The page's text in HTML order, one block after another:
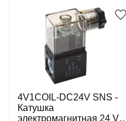
4V1COIL-DC24V SNS -
Катушка
электромагнитная 24 V